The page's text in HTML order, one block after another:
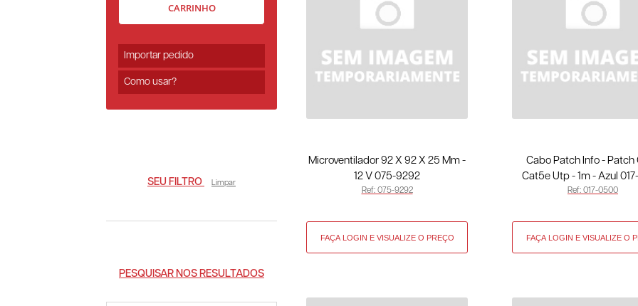
CARRINHO
Importar pedido
Como usar?
SEU FILTRO Limpar
PESQUISAR NOS RESULTADOS
Microventilador 92 X 92 X 25 Mm -
12 V 075-9292
Ref: 075-9292
Cabo Patch Info - Patch
Cat5e Utp - 1m - Azul
Ref: 017-0500